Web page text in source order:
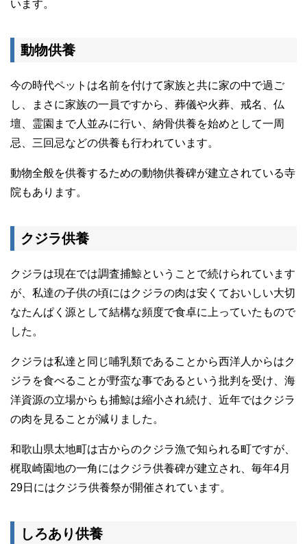
います。
動物供養
今の時代ペットは名前を付けて家族と共に家の中で過ご
し、まさに家族の一員ですから、葬儀や火葬、戒名、仏
壇、霊園まで人並みに行い、納骨供養を始めとして一周
忌、三回忌などの供養も行われています。
動物全般を供養するための動物供養碑が建立されている寺
院もあります。
クジラ供養
クジラは現在では調査捕鯨ということで続けられています
が、私達の子供の頃にはクジラの肉は安くておいしい大切
なたんぱく源として結構な頻度で食卓に上っていたもので
した。
クジラは私達と同じ哺乳類であることから西洋人からはク
ジラを食べることが野蛮な事であるという批判を受け、海
洋資源の立場からも捕鯨は縮小され続け、近年ではクジラ
の肉を見ることが減りました。
和歌山県太地町は古からのクジラ漁で知られる町ですが、
梶取崎園地の一角にはクジラ供養碑が建立され、毎年4月
29日にはクジラ供養祭が開催されています。
しろあり供養